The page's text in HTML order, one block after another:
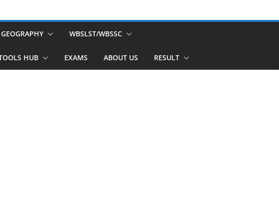
WBSLST/WBSSC
HUB EXAMS ABOUT US RESULT